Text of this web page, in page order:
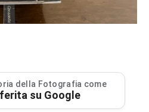
della Fotografia come
su Google